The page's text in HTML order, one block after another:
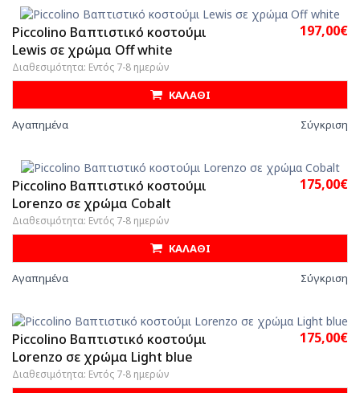
Piccolino Βαπτιστικό κοστούμι
Lewis σε χρώμα Off white
Διαθεσιμότητα: Εντός 7-8 ημερών
197,00€
ΚΑΛΑΘΙ
Αγαπημένα Σύγκριση
Piccolino Βαπτιστικό κοστούμι
Lorenzo σε χρώμα Cobalt
Διαθεσιμότητα: Εντός 7-8 ημερών
175,00€
ΚΑΛΑΘΙ
Αγαπημένα Σύγκριση
Piccolino Βαπτιστικό κοστούμι
Lorenzo σε χρώμα Light blue
Διαθεσιμότητα: Εντός 7-8 ημερών
175,00€